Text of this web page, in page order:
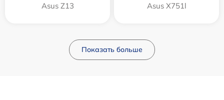
Asus Z13 Asus X751l
Показать больше